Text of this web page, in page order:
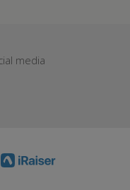
media